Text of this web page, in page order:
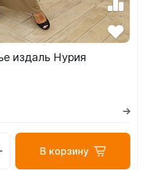
издаль Нурия
В корзину